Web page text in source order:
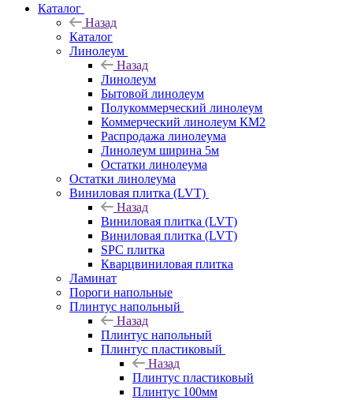
Каталог
Назад
Каталог
Линолеум
Назад
Линолеум
Бытовой линолеум
Полукоммерческий линолеум
Коммерческий линолеум КМ2
Распродажа линолеума
Линолеум ширина 5м
Остатки линолеума
Остатки линолеума
Виниловая плитка (LVT)
Назад
Виниловая плитка (LVT)
Виниловая плитка (LVT)
SPC плитка
Кварцвиниловая плитка
Ламинат
Пороги напольные
Плинтус напольный
Назад
Плинтус напольный
Плинтус пластиковый
Назад
Плинтус пластиковый
Плинтус 100мм